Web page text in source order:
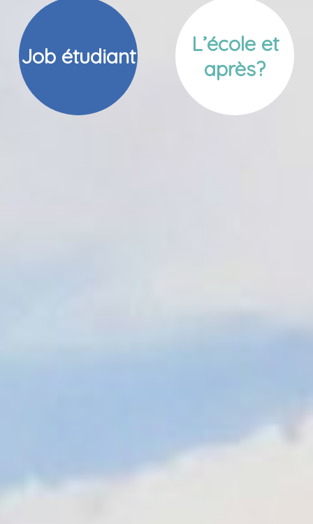
Job étudiant
L’école et
après?